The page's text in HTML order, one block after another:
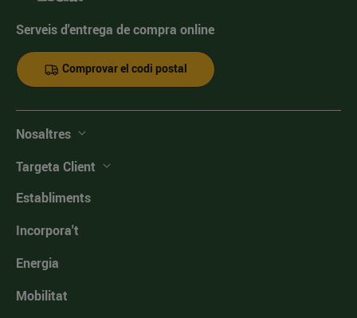
Serveis d'entrega de compra online
Comprovar el codi postal
Nosaltres
Targeta Client
Establiments
Incorpora't
Energia
Mobilitat